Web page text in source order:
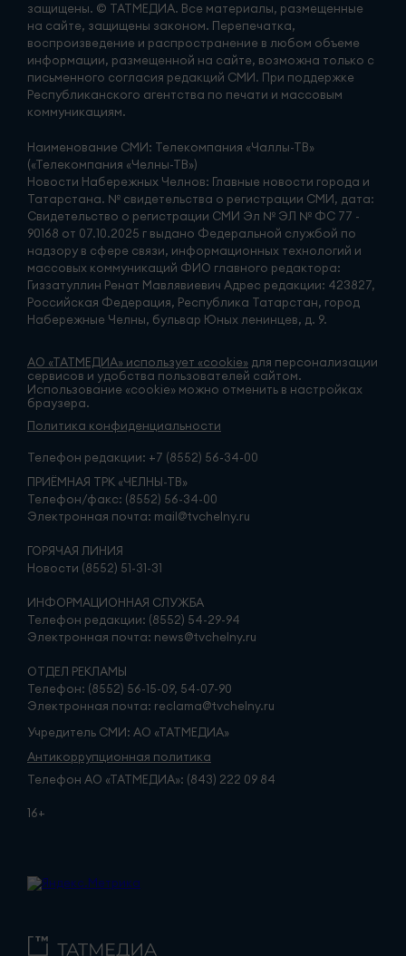
защищены. © ТАТМЕДИА. Все материалы, размещенные
на сайте, защищены законом. Перепечатка,
воспроизведение и распространение в любом объеме
информации, размещенной на сайте, возможна только с
письменного согласия редакций СМИ. При поддержке
Республиканского агентства по печати и массовым
коммуникациям.
Наименование СМИ: Телекомпания «Чаллы-ТВ»
(«Телекомпания «Челны-ТВ»)
Новости Набережных Челнов: Главные новости города и
Татарстана. № свидетельства о регистрации СМИ, дата:
Свидетельство о регистрации СМИ Эл № ЭЛ № ФС 77 -
90168 от 07.10.2025 г выдано Федеральной службой по
надзору в сфере связи, информационных технологий и
массовых коммуникаций ФИО главного редактора:
Гиззатуллин Ренат Мавлявиевич Адрес редакции: 423827,
Российская Федерация, Республика Татарстан, город
Набережные Челны, бульвар Юных ленинцев, д. 9.
АО «ТАТМЕДИА» использует «cookie» для персонализации
сервисов и удобства пользователей сайтом.
Использование «cookie» можно отменить в настройках
браузера.
Политика конфиденциальности
Телефон редакции: +7 (8552) 56-34-00
ПРИЁМНАЯ ТРК «ЧЕЛНЫ-ТВ»
Телефон/факс: (8552) 56-34-00
Электронная почта: mail@tvchelny.ru
ГОРЯЧАЯ ЛИНИЯ
Новости (8552) 51-31-31
ИНФОРМАЦИОННАЯ СЛУЖБА
Телефон редакции: (8552) 54-29-94
Электронная почта: news@tvchelny.ru
ОТДЕЛ РЕКЛАМЫ
Телефон: (8552) 56-15-09, 54-07-90
Электронная почта: reclama@tvchelny.ru
Учредитель СМИ: АО «ТАТМЕДИА»
Антикоррупционная политика
Телефон АО «ТАТМЕДИА»: (843) 222 09 84
16+